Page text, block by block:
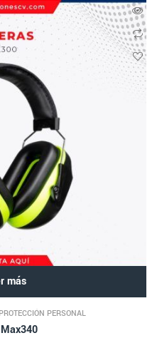
más
PROTECCIÓN PERSONAL